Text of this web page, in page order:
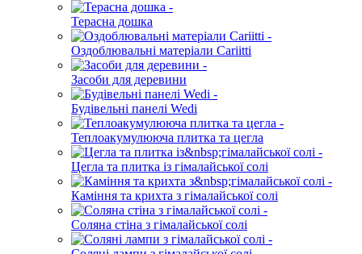
Терасна дошка
Оздоблювальні матеріали Cariitti
Засоби для деревини
Будівельні панелі Wedi
Теплоакумулююча плитка та цегла
Цегла та плитка із гімалайської солі
Каміння та крихта з гімалайської солі
Соляна стіна з гімалайської солі